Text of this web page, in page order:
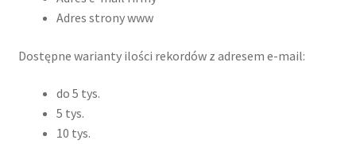
Adres strony www
Dostępne warianty ilości rekordów z adresem e-mail:
do 5 tys.
5 tys.
10 tys.